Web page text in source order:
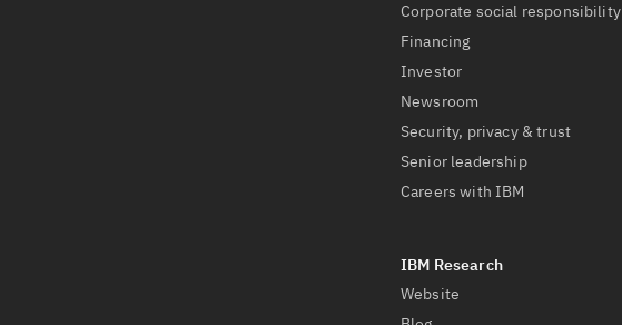
Corporate social responsibility
Financing
Investor
Newsroom
Security, privacy & trust
Senior leadership
Careers with IBM
Website